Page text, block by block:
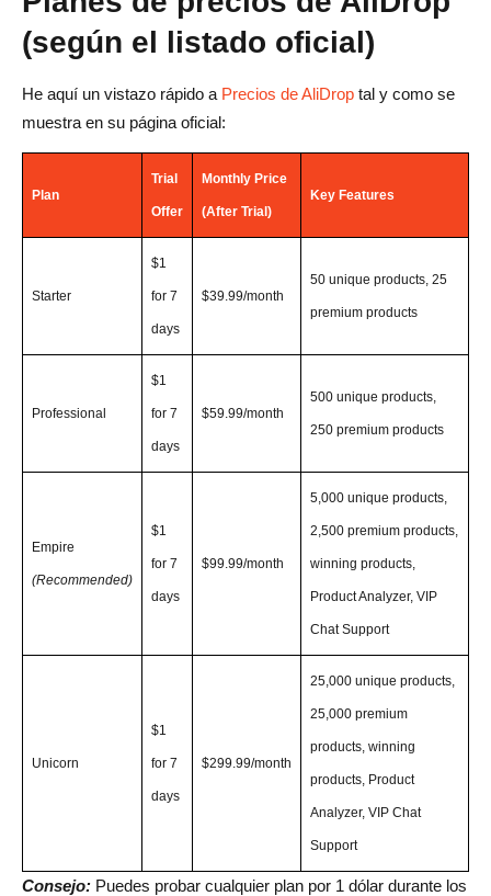
(según el listado oficial)
He aquí un vistazo rápido a Precios de AliDrop tal y como se
muestra en su página oficial:
Plan
Trial
Offer
Monthly Price
(After Trial)
Key Features
Starter
$1
for 7
days
$39.99/month
50 unique products, 25
premium products
Professional
$1
for 7
days
$59.99/month
500 unique products,
250 premium products
Empire
(Recommended)
$1
for 7
days
$99.99/month
5,000 unique products,
2,500 premium products,
winning products,
Product Analyzer, VIP
Chat Support
Unicorn
$1
for 7
days
$299.99/month
25,000 unique products,
25,000 premium
products, winning
products, Product
Analyzer, VIP Chat
Support
Consejo: Puedes probar cualquier plan por 1 dólar durante los